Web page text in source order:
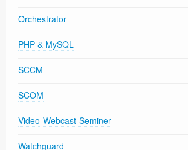
Orchestrator
PHP & MySQL
SCCM
SCOM
Video-Webcast-Seminer
Watchguard